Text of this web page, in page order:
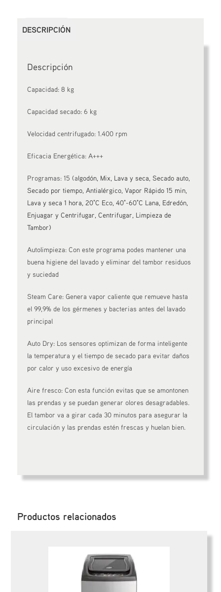
DESCRIPCIÓN
Descripción
Capacidad: 8 kg
Capacidad secado: 6 kg
Velocidad centrifugado: 1.400 rpm
Eficacia Energética: A+++
Programas: 15 (algodón, Mix, Lava y seca, Secado auto,
Secado por tiempo, Antialérgico, Vapor Rápido 15 min,
Lava y seca 1 hora, 20°C Eco, 40°-60°C Lana, Edredón,
Enjuagar y Centrifugar, Centrifugar, Limpieza de
Tambor)
Autolimpieza: Con este programa podes mantener una
buena higiene del lavado y eliminar del tambor residuos
y suciedad
Steam Care: Genera vapor caliente que remueve hasta
el 99,9% de los gérmenes y bacterias antes del lavado
principal
Auto Dry: Los sensores optimizan de forma inteligente
la temperatura y el tiempo de secado para evitar daños
por calor y uso excesivo de energía
Aire fresco: Con esta función evitas que se amontonen
las prendas y se puedan generar olores desagradables.
El tambor va a girar cada 30 minutos para asegurar la
circulación y las prendas estén frescas y huelan bien.
Productos relacionados